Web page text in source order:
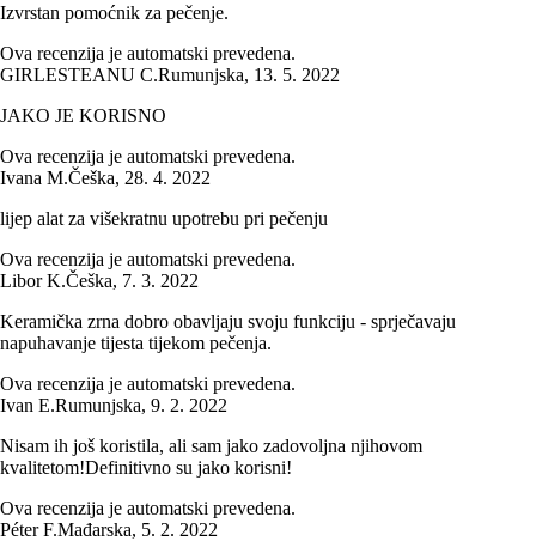
Izvrstan pomoćnik za pečenje.
Ova recenzija je automatski prevedena.
GIRLESTEANU C.Rumunjska, 13. 5. 2022
JAKO JE KORISNO
Ova recenzija je automatski prevedena.
Ivana M.Češka, 28. 4. 2022
lijep alat za višekratnu upotrebu pri pečenju
Ova recenzija je automatski prevedena.
Libor K.Češka, 7. 3. 2022
Keramička zrna dobro obavljaju svoju funkciju - sprječavaju
napuhavanje tijesta tijekom pečenja.
Ova recenzija je automatski prevedena.
Ivan E.Rumunjska, 9. 2. 2022
Nisam ih još koristila, ali sam jako zadovoljna njihovom
kvalitetom!Definitivno su jako korisni!
Ova recenzija je automatski prevedena.
Péter F.Mađarska, 5. 2. 2022